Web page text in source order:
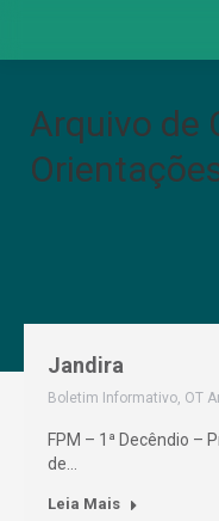
Arquivo de
Jandira
Boletim Informativo, OT
FPM – 1ª Decêndio –
de…
Leia Mais